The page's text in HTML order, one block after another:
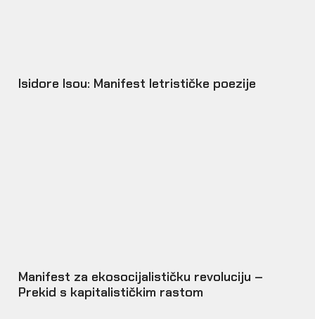
Isidore Isou: Manifest letrističke poezije
Manifest za ekosocijalističku revoluciju –
Prekid s kapitalističkim rastom